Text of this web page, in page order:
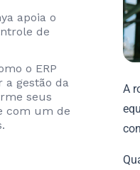
apoia o
de
o ERP
a gestão da
seus
com um de
A